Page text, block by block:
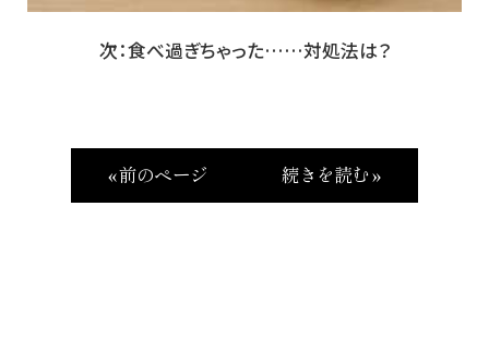
次：食べ過ぎちゃった……対処法は？
« 前のページ 続きを読む »